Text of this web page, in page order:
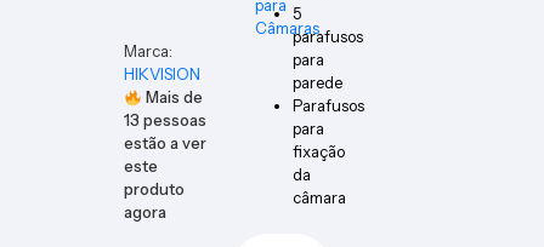
para
Câmaras
Marca:
HIKVISION
Mais de
13 pessoas
estão a ver
este
produto
agora
5
parafusos
para
parede
Parafusos
para
fixação
da
câmara